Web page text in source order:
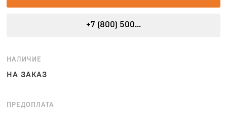
+7 (800) 500...
НАЛИЧИЕ
НА ЗАКАЗ
ПРЕДОПЛАТА